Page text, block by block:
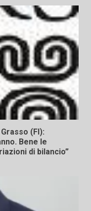
(FI):
Bene le
di bilancio”